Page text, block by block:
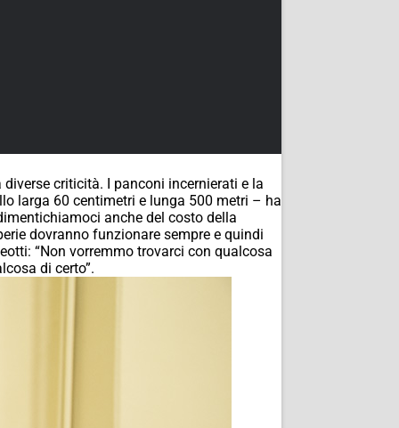
criticità. I panconi incernierati e la
larga 60 centimetri e lunga 500 metri – ha
anche del costo della
dovranno funzionare sempre e quindi
“Non vorremmo trovarci con qualcosa
di certo”.